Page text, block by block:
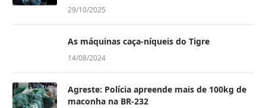
29/10/2025
As máquinas caça-níqueis do Tigre
14/08/2024
Agreste: Polícia apreende mais de 100kg de
maconha na BR-232